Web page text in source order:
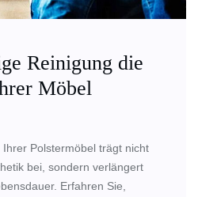
Reinigung die
Möbel
Polstermöbel trägt nicht
bei, sondern verlängert
Erfahren Sie,